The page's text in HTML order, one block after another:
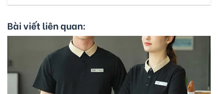
Bài viết liên quan: